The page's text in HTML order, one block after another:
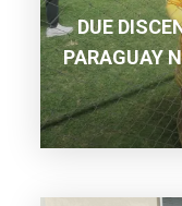
DUE
PARAGUAY